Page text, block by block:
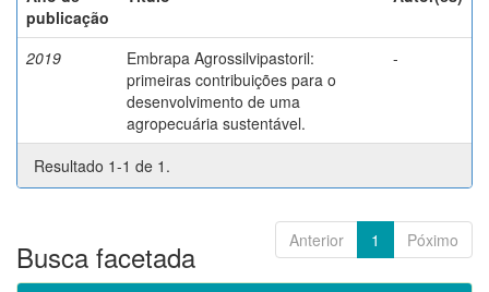
publicação
2019
Embrapa Agrossilvipastoril:
primeiras contribuições para o
desenvolvimento de uma
agropecuária sustentável.
-
Resultado 1-1 de 1.
Anterior 1 Póximo
Busca facetada